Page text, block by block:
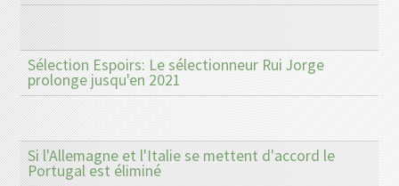
Sélection Espoirs: Le sélectionneur Rui Jorge
prolonge jusqu'en 2021
Si l'Allemagne et l'Italie se mettent d'accord le
Portugal est éliminé